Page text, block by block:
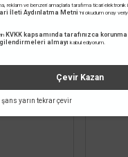
reklam ve benzeri amaçlarla tarafıma ticari elektronik
İleti Aydınlatma Metni 'ni okudum onay
KVKK kapsamında tarafınızca
almayı kabul ediyorum.
Çevir Kazan
yarın tekrar çevir